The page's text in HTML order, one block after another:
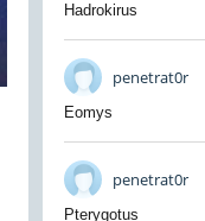
Hadrokirus
penetrat0r
Eomys
penetrat0r
Pterygotus